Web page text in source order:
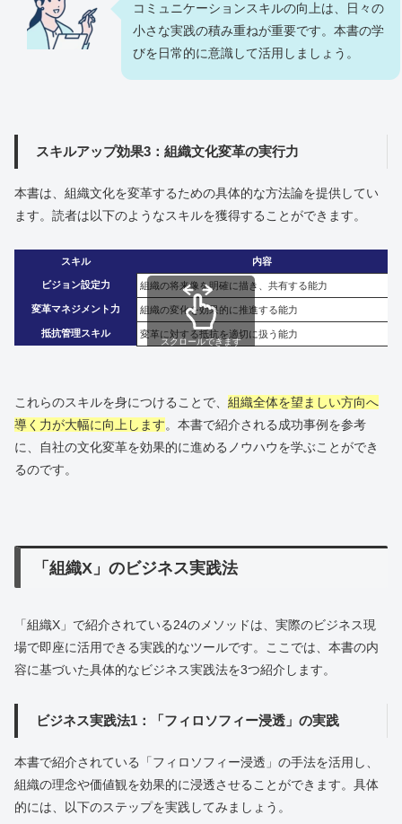
コミュニケーションスキルの向上は、日々の
小さな実践の積み重ねが重要です。本書の学
びを日常的に意識して活用しましょう。
スキルアップ効果3：組織文化変革の実行力
本書は、組織文化を変革するための具体的な方法論を提供してい
ます。読者は以下のようなスキルを獲得することができます。
スキル 内容
ビジョン設定力 組織の将来像を明確に描き、共有する能力
変革マネジメント力 組織の変化を効果的に推進する能力
抵抗管理スキル 変革に対する抵抗を適切に扱う能力
スクロールできます
これらのスキルを身につけることで、 組織全体を望ましい方向へ
導く力が大幅に向上します。本書で紹介される成功事例を参考
に、自社の文化変革を効果的に進めるノウハウを学ぶことができ
るのです。
「組織X」のビジネス実践法
「組織X」で紹介されている24のメソッドは、実際のビジネス現
場で即座に活用できる実践的なツールです。ここでは、本書の内
容に基づいた具体的なビジネス実践法を3つ紹介します。
ビジネス実践法1：「フィロソフィー浸透」の実践
本書で紹介されている「フィロソフィー浸透」の手法を活用し、
組織の理念や価値観を効果的に浸透させることができます。具体
的には、以下のステップを実践してみましょう。